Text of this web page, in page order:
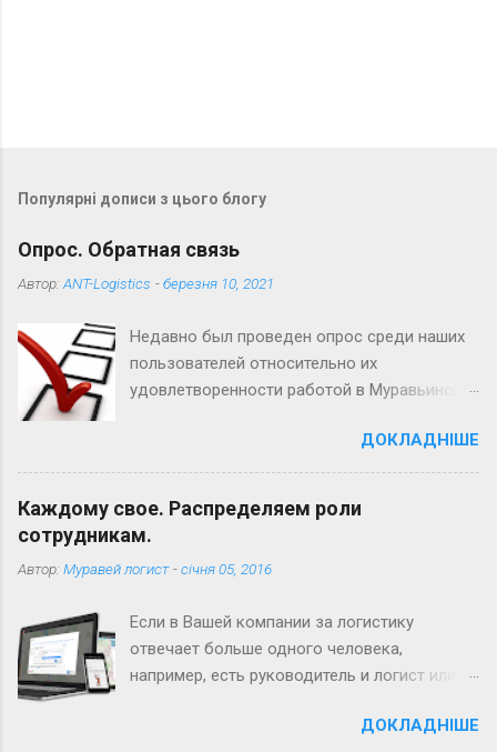
Популярні дописи з цього блогу
Опрос. Обратная связь
Автор:ANT-Logistics -березня 10, 2021
Недавно был проведен опрос среди наших
пользователей относительно их
удовлетворенности работой в Муравьиной
мнения - каждое из них очень важно для
нас. В этой статье Вы получите ответы на
наиболее частые вопросы и пожелания по
функционалу сервиса. Также напоминаем,
работе с сервисом Вы всегда можете
поддержки. 1. Нет учета трафика (пробок)
при формировании маршрутов В Муравьиной
логистике есть учет трафика на основании
выбранных дня недели и времени суток.
ДОКЛАДНІШЕ
Каждому свое. Распределяем роли
сотрудникам.
Автор: Муравей логист -січня 05, 2016
Если в Вашей компании за логистику
отвечает больше одного человека,
например, есть руководитель и логист или
ДОКЛАДНІШЕ